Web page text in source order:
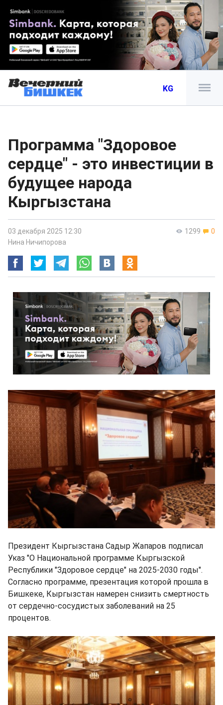
KG
Программа "Здоровое
сердце" - это инвестиции в
будущее народа
Кыргызстана
1299 0
03 декабря 2025 12:30
Нина Ничипорова
Президент Кыргызстана Садыр Жапаров подписал
Указ "О Национальной программе Кыргызской
Республики "Здоровое сердце" на 2025-2030 годы".
Согласно программе, презентация которой прошла в
Бишкеке, Кыргызстан намерен снизить смертность
от сердечно-сосудистых заболеваний на 25
процентов.